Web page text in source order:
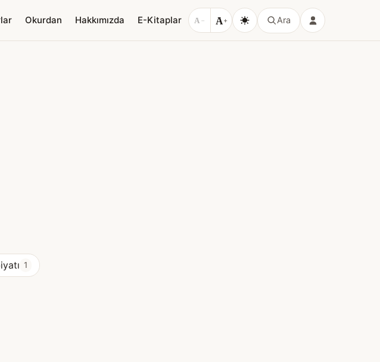
Okurdan Hakkımızda E-Kitaplar A − A+ Ara
1